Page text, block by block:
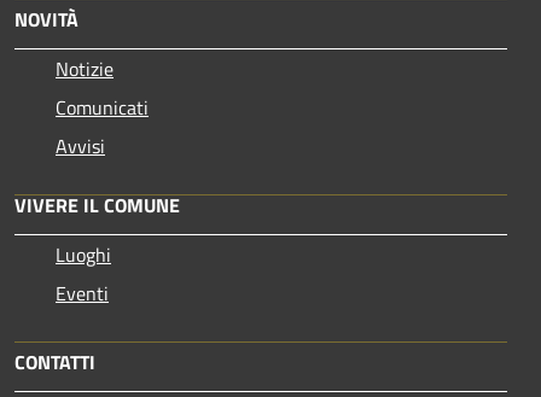
NOVITÀ
Notizie
Comunicati
Avvisi
VIVERE IL COMUNE
Luoghi
Eventi
CONTATTI